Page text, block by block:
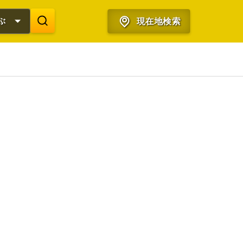
現在地検索